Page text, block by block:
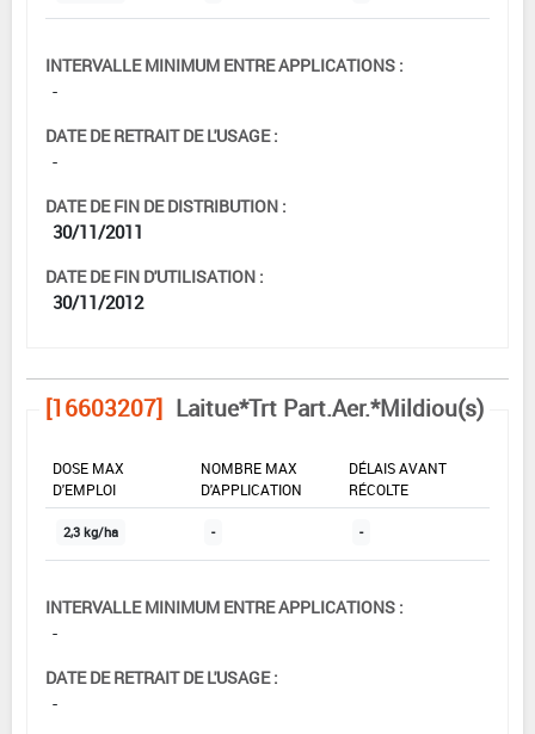
INTERVALLE MINIMUM ENTRE APPLICATIONS :
-
DATE DE RETRAIT DE L'USAGE :
-
DATE DE FIN DE DISTRIBUTION :
30/11/2011
DATE DE FIN D'UTILISATION :
30/11/2012
[16603207] Laitue*Trt Part.Aer.*Mildiou(s)
DOSE MAX
D'EMPLOI
NOMBRE MAX
D'APPLICATION
DÉLAIS AVANT
RÉCOLTE
2,3 kg/ha - -
INTERVALLE MINIMUM ENTRE APPLICATIONS :
-
DATE DE RETRAIT DE L'USAGE :
-